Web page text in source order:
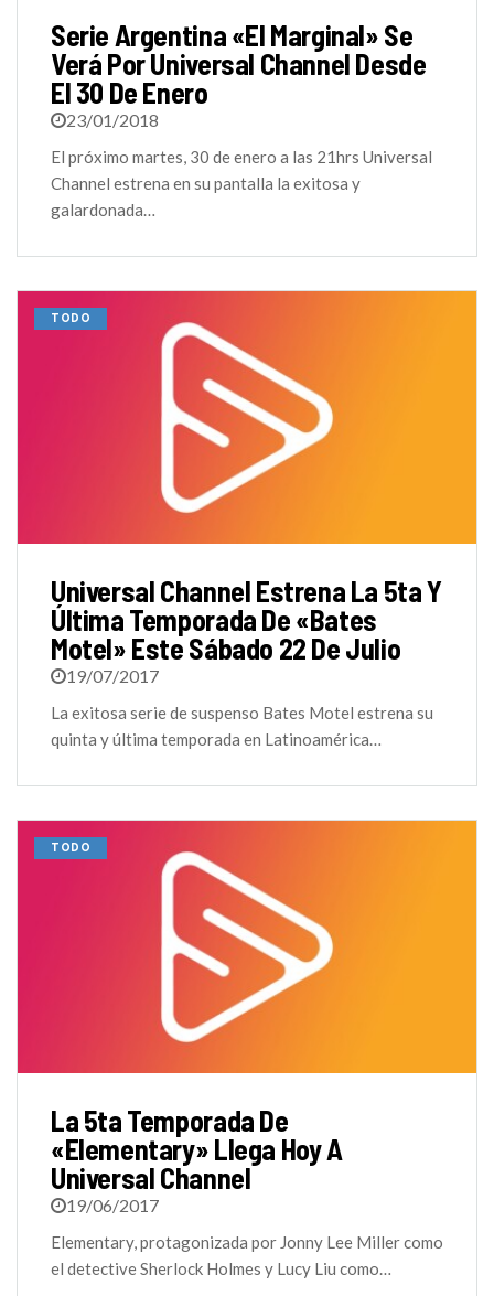
Serie Argentina «El Marginal» Se
Verá Por Universal Channel Desde
El 30 De Enero
23/01/2018
El próximo martes, 30 de enero a las 21hrs Universal
Channel estrena en su pantalla la exitosa y
galardonada…
TODO
Universal Channel Estrena La 5ta Y
Última Temporada De «Bates
Motel» Este Sábado 22 De Julio
19/07/2017
La exitosa serie de suspenso Bates Motel estrena su
quinta y última temporada en Latinoamérica…
TODO
La 5ta Temporada De
«Elementary» Llega Hoy A
Universal Channel
19/06/2017
Elementary, protagonizada por Jonny Lee Miller como
el detective Sherlock Holmes y Lucy Liu como…